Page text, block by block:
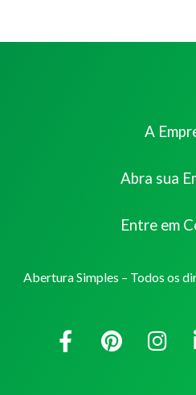
A
Abra sua
Entre em
Abertura Simples – Todos os